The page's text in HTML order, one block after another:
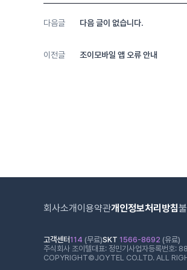
다음글 다음 글이 없습니다.
이전글 조이모바일 앱 오류 안내
회사소개 이용약관개인정보처리방침
고객센터114 (무료)SKT 1566-8692 (유료)
주식회사 조이텔대표: 정민기 사업자등록번호:
COPYRIGHT©JOYTEL CO.LTD. ALL